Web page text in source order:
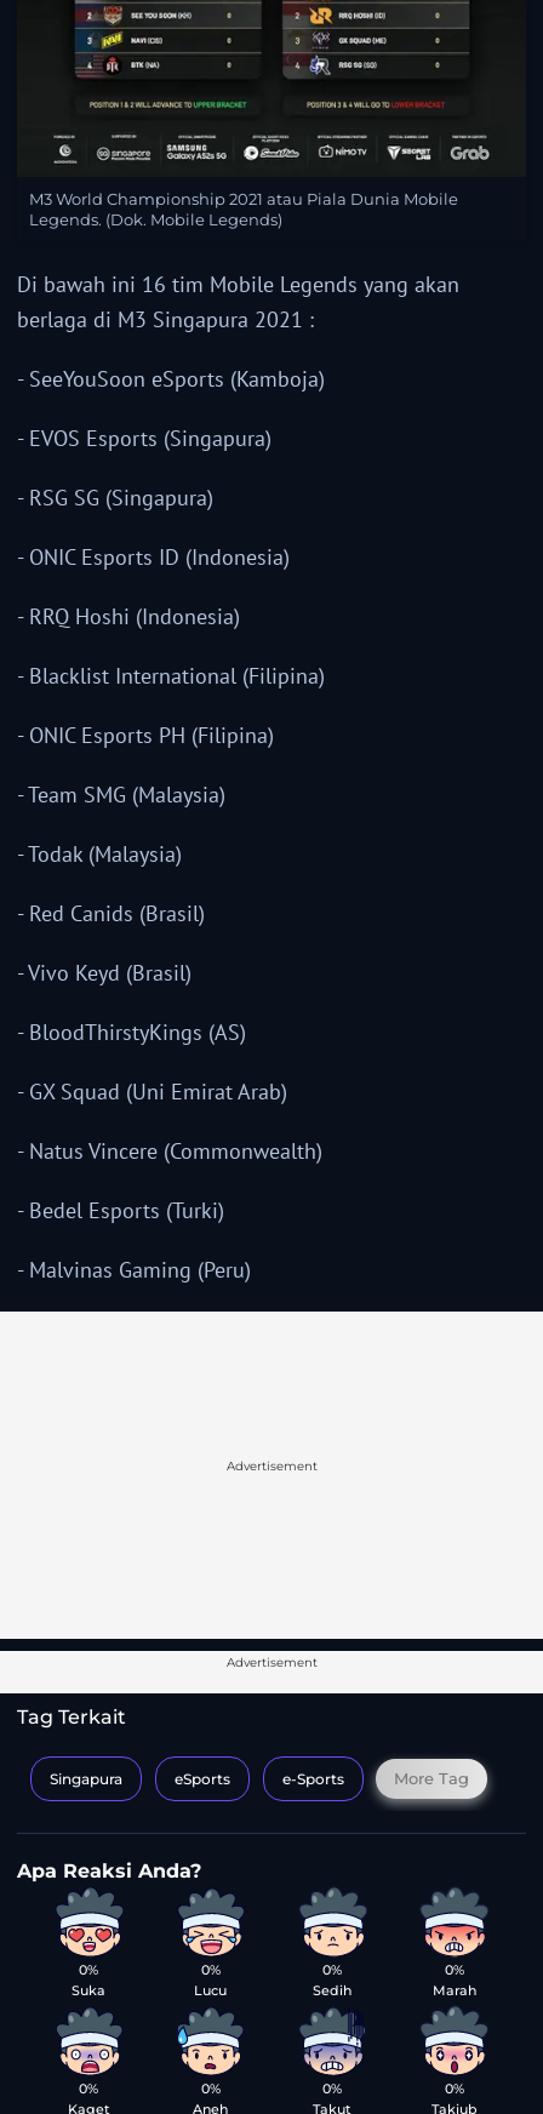
M3 World Championship 2021 atau Piala Dunia Mobile
Legends. (Dok. Mobile Legends)
Di bawah ini 16 tim Mobile Legends yang akan
berlaga di M3 Singapura 2021 :
- SeeYouSoon eSports (Kamboja)
- EVOS Esports (Singapura)
- RSG SG (Singapura)
- ONIC Esports ID (Indonesia)
- RRQ Hoshi (Indonesia)
- Blacklist International (Filipina)
- ONIC Esports PH (Filipina)
- Team SMG (Malaysia)
- Todak (Malaysia)
- Red Canids (Brasil)
- Vivo Keyd (Brasil)
- BloodThirstyKings (AS)
- GX Squad (Uni Emirat Arab)
- Natus Vincere (Commonwealth)
- Bedel Esports (Turki)
- Malvinas Gaming (Peru)
Advertisement
Advertisement
Tag Terkait
Singapura eSports e-Sports More Tag
0%
Suka
0%
Lucu
0%
Sedih
0%
Marah
0%
Kaget
0%
Aneh
0%
Takut
0%
Takjub